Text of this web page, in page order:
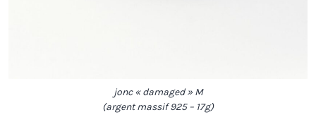
jonc « damaged » M
(argent massif 925 – 17g)